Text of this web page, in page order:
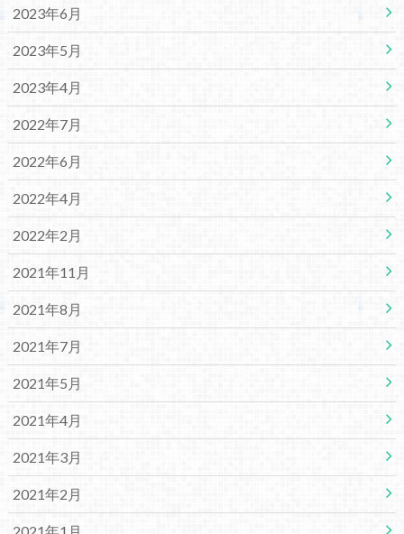
2023年6月
2023年5月
2023年4月
2022年7月
2022年6月
2022年4月
2022年2月
2021年11月
2021年8月
2021年7月
2021年5月
2021年4月
2021年3月
2021年2月